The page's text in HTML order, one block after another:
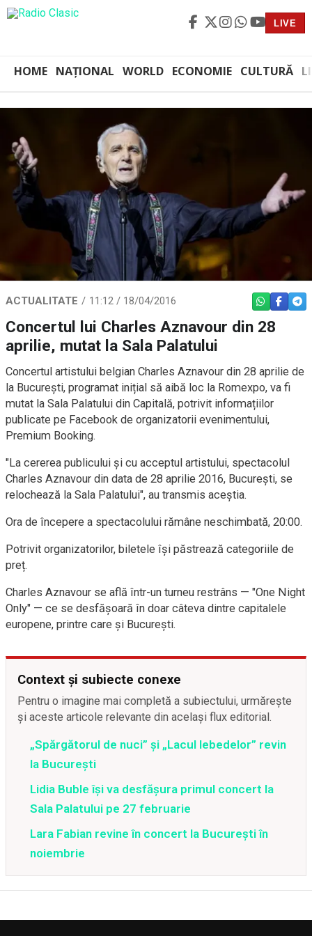
LIVE
HOME NAȚIONAL WORLD ECONOMIE CULTURĂ
ACTUALITATE 11:12 / 18/04/2016 WHATSAPP
Concertul lui Charles Aznavour din 28
aprilie, mutat la Sala Palatului
Concertul artistului belgian Charles Aznavour din 28 aprilie de
la București, programat inițial să aibă loc la Romexpo, va fi
mutat la Sala Palatului din Capitală, potrivit informațiilor
publicate pe Facebook de organizatorii evenimentului,
Premium Booking.
"La cererea publicului și cu acceptul artistului, spectacolul
Charles Aznavour din data de 28 aprilie 2016, București, se
relochează la Sala Palatului", au transmis aceștia.
Ora de începere a spectacolului rămâne neschimbată, 20:00.
Potrivit organizatorilor, biletele își păstrează categoriile de
preț.
Charles Aznavour se află într-un turneu restrâns — "One Night
Only" — ce se desfășoară în doar câteva dintre capitalele
europene, printre care și București.
Context și subiecte conexe
Pentru o imagine mai completă a subiectului, urmărește
și aceste articole relevante din același flux editorial.
„Spărgătorul de nuci” și „Lacul lebedelor” revin
la București
Lidia Buble își va desfășura primul concert la
Sala Palatului pe 27 februarie
Lara Fabian revine în concert la Bucureşti în
noiembrie